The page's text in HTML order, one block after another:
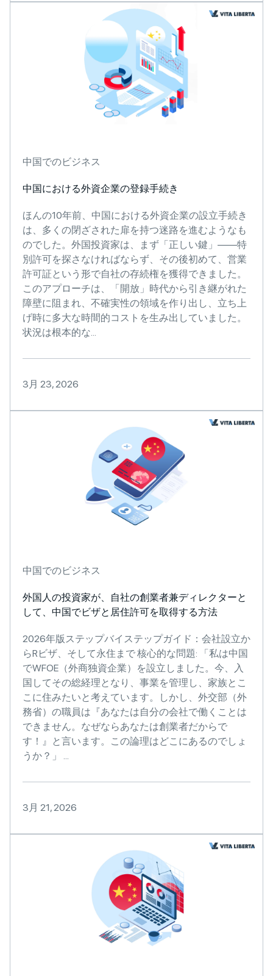
中国でのビジネス
中国における外資企業の登録手続き
ほんの10年前、中国における外資企業の設立手続き
は、多くの閉ざされた扉を持つ迷路を進むようなも
のでした。外国投資家は、まず「正しい鍵」——特
別許可を探さなければならず、その後初めて、営業
許可証という形で自社の存続権を獲得できました。
このアプローチは、「開放」時代から引き継がれた
障壁に阻まれ、不確実性の領域を作り出し、立ち上
げ時に多大な時間的コストを生み出していました。
状況は根本的な...
3月 23, 2026
中国でのビジネス
外国人の投資家が、自社の創業者兼ディレクターと
して、中国でビザと居住許可を取得する方法
2026年版ステップバイステップガイド：会社設立か
らRビザ、そして永住まで 核心的な問題: 「私は中国
でWFOE（外商独資企業）を設立しました。今、入
国してその総経理となり、事業を管理し、家族とこ
こに住みたいと考えています。しかし、外交部（外
務省）の職員は『あなたは自分の会社で働くことは
できません。なぜならあなたは創業者だからで
す！』と言います。この論理はどこにあるのでしょ
うか？」 ...
3月 21, 2026